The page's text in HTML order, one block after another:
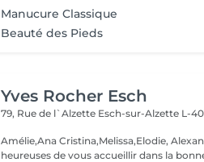
Manucure Classique
Beauté des Pieds
Yves Rocher Esch
79, Rue de l`Alzette Esch-sur-Alzette L-
Amélie,Ana Cristina,Melissa,Elodie,
heureuses de vous accueillir dans la